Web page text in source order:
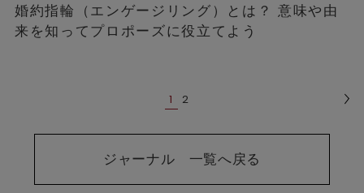
婚約指輪（エンゲージリング）とは？ 意味や由
来を知ってプロポーズに役立てよう
1 2
ジャーナル 一覧へ戻る